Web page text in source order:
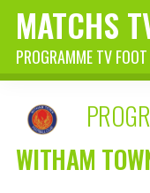
MATCHS
PROGRAMME TV FOOT
WITHAM